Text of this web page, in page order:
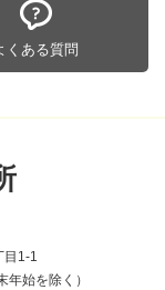
くある質問
目1-1
始を除く）